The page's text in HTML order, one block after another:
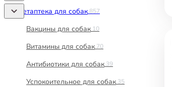
Ветаптека для собак 857
Вакцины для собак 10
Витамины для собак 70
Антибиотики для собак 39
Успокоительное для собак 35